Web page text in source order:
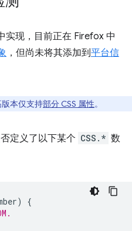
实现，目前正在 Firefox 中
，但尚未将其添加到平台信
本仅支持部分 CSS 属性。
定义了以下某个 CSS.* 数
)
{